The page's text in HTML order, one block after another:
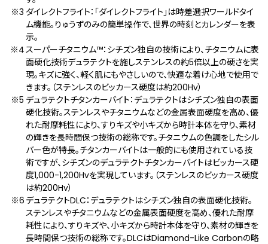
ダイレクトフライト：「ダイレクトフライト」は時差選択ワールドタイ
ム機能。りゅうずのみの簡単操作で、世界の時刻とカレンダーを表
示。
スーパーチタニウム™：シチズン独自の技術により、チタニウムに表
面硬化技術デュラテクトを施しステンレスの約5倍以上の硬さを実
現。キズに強く、軽く肌にもやさしいので、快適な着け心地で使用で
きます。（ステンレスのビッカース硬度は約200Hv）
デュラテクトチタンカーバイト：デュラテクトはシチズン独自の表面
硬化技術。ステンレスやチタニウムなどの金属表面硬度を高め、優
れた耐摩耗性により、すりキズや小キズから時計本体を守り、素材
の輝きを長時間保つ技術の総称です。チタニウムの色調をしたシル
バー色が特長。チタンカーバイトは一般的にも使用されている技
術ですが、シチズンのデュラテクトチタンカーバイトはビッカース硬
度1,000-1,200Hvを実現しています。（ステンレスのビッカース硬度
は約200Hv）
デュラテクトDLC：デュラテクトはシチズン独自の表面硬化技術。
ステンレスやチタニウムなどの金属表面硬度を高め、優れた耐摩
耗性により、すりキズや、小キズから時計本体を守り、素材の輝きを
長時間保つ技術の総称です。DLCはDiamond-Like Carbonの略